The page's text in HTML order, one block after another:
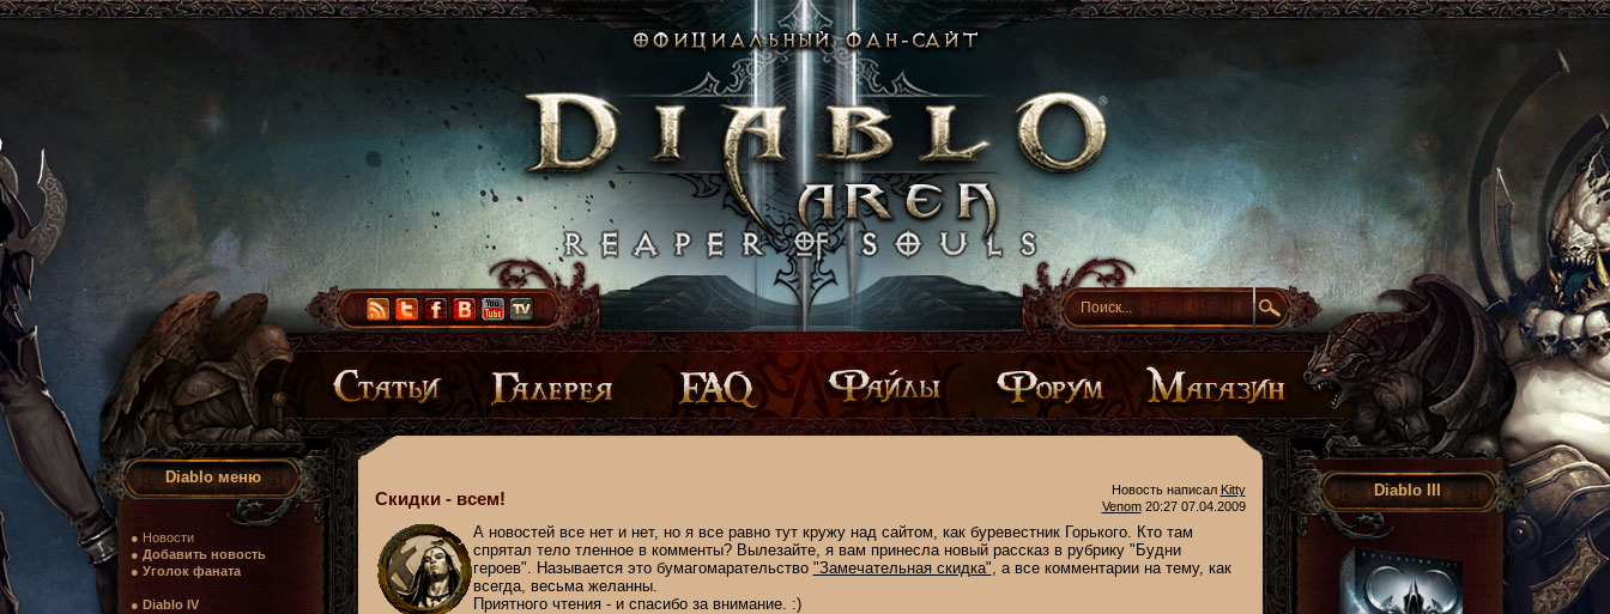
Diablo меню
● Новости
● Добавить новость
● Уголок фаната
● Diablo IV
Скидки - всем! Новость написал Kitty
Venom20:27 07.04.2009
А новостей все нет и нет, но я все равно тут кружу над сайтом, как буревестник Горького. Кто там
спрятал тело тленное в комменты? Вылезайте, я вам принесла новый рассказ в рубрику "Будни
героев". Называется это бумагомарательство "Замечательная скидка", а все комментарии на тему, как
всегда, весьма желанны.
Приятного чтения - и спасибо за внимание. :)
Diablo III